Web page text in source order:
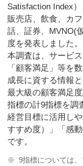
Satisfaction Index
販売店、飲食、カ
話、証券、MVNO(
度を発表しました。
本調査は、サービ
「顧客満足」等を
成長に資する情報
最大級の顧客満足
指標の計9指標を調
経営目標に活用し
すすめ度）」「感
です。
※ 9指標については